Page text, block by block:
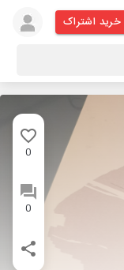
خرید اشتراک
0
0